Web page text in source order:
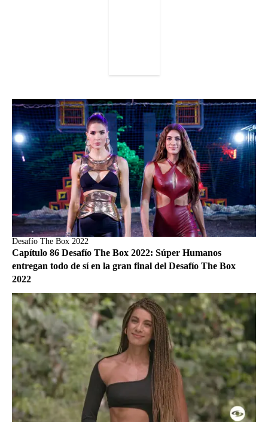
Desafío The Box 2022
Capítulo 86 Desafío The Box 2022: Súper Humanos
entregan todo de sí en la gran final del Desafío The Box
2022